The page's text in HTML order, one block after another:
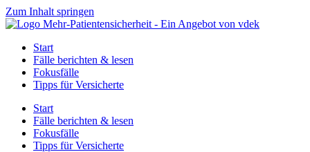
Zum Inhalt springen
Start
Fälle berichten & lesen
Fokusfälle
Tipps für Versicherte
Start
Fälle berichten & lesen
Fokusfälle
Tipps für Versicherte